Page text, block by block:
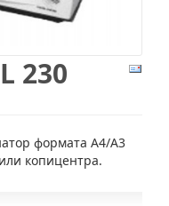
230
формата А4/A3
копицентра.